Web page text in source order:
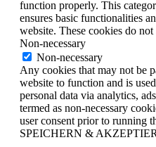
function properly. This
ensures basic functionalities
website. These cookies do
Non-necessary
Non-necessary
Any cookies that may not be
website to function and is
personal data via analytics,
termed as non-necessary
user consent prior to running
SPEICHERN &